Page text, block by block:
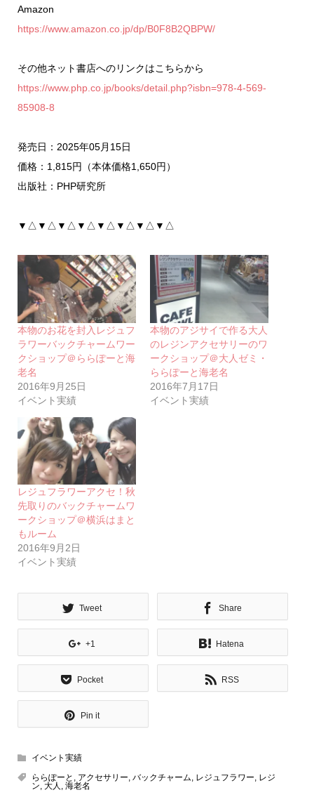
Amazon
https://www.amazon.co.jp/dp/B0F8B2QBPW/
その他ネット書店へのリンクはこちらから
https://www.php.co.jp/books/detail.php?isbn=978-4-569-
85908-8
発売日：2025年05月15日
価格：1,815円（本体価格1,650円）
出版社：PHP研究所
▼△▼△▼△▼△▼△▼△▼△▼△
本物のお花を封入レジュフ
ラワーバックチャームワー
クショップ＠ららぽーと海
老名
2016年9月25日
イベント実績
本物のアジサイで作る大人
のレジンアクセサリーのワ
ークショップ＠大人ゼミ・
ららぽーと海老名
2016年7月17日
イベント実績
レジュフラワーアクセ！秋
先取りのバックチャームワ
ークショップ＠横浜はまと
もルーム
2016年9月2日
イベント実績
Tweet Share
+1 Hatena
Pocket RSS
Pin it
イベント実績
ららぽーと , アクセサリー, バックチャーム, レジュフラワー, レジ
ン, 大人 , 海老名